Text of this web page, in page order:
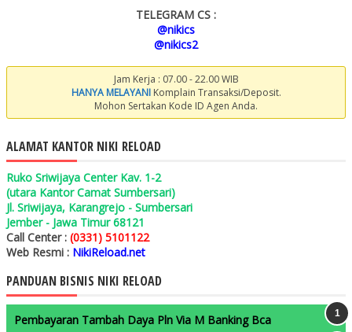
TELEGRAM CS :
@nikics
@nikics2
Jam Kerja : 07.00 - 22.00 WIB
HANYA MELAYANIKomplain Transaksi/Deposit.
Mohon Sertakan Kode ID Agen Anda.
ALAMAT KANTOR NIKI RELOAD
Ruko Sriwijaya Center Kav. 1-2
(utara Kantor Camat Sumbersari)
Jl. Sriwijaya, Karangrejo - Sumbersari
Jember - Jawa Timur 68121
Call Center : (0331) 5101122
Web Resmi : NikiReload.net
PANDUAN BISNIS NIKI RELOAD
Pembayaran Tambah Daya Pln Via M Banking Bca